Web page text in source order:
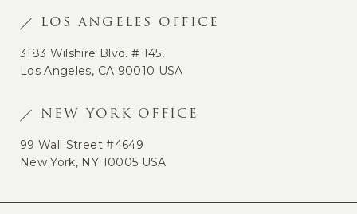
LOS ANGELES OFFICE
3183 Wilshire Blvd. # 145,
Los Angeles, CA 90010 USA
NEW YORK OFFICE
99 Wall Street #4649
New York, NY 10005 USA